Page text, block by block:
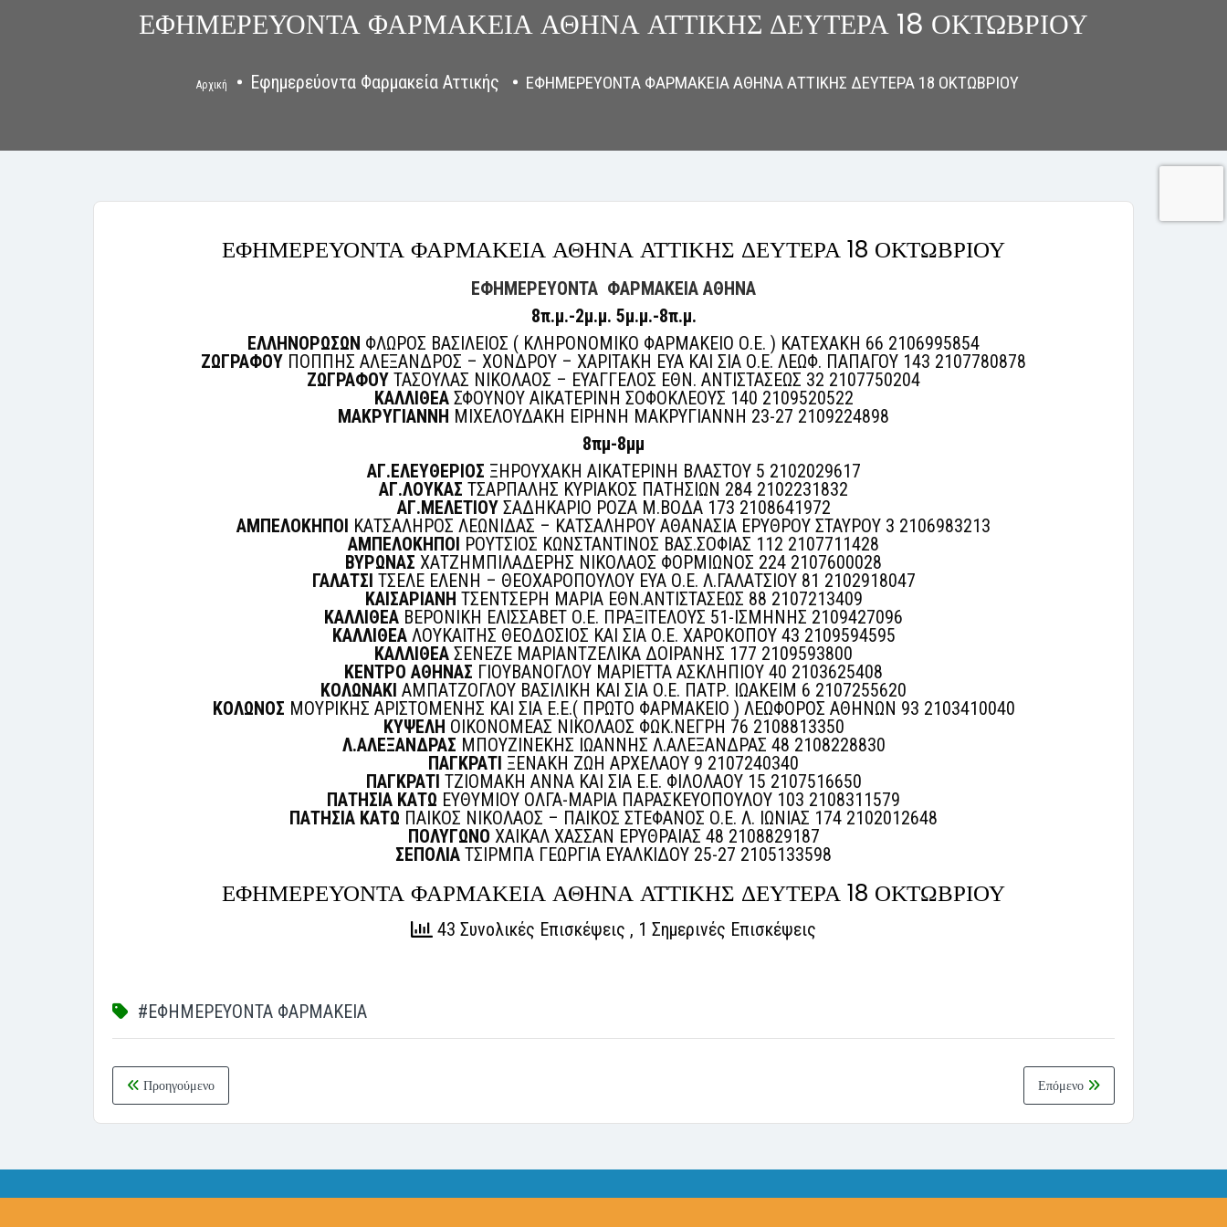
ΕΦΗΜΕΡΕΥΟΝΤΑ ΦΑΡΜΑΚΕΙΑ ΑΘΗΝΑ ΑΤΤΙΚΗΣ ΔΕΥΤΕΡΑ 18 ΟΚΤΩΒΡΙΟΥ
Αρχική Εφημερεύοντα Φαρμακεία Αττικής ΕΦΗΜΕΡΕΥΟΝΤΑ ΦΑΡΜΑΚΕΙΑ ΑΘΗΝΑ ΑΤΤΙΚΗΣ ΔΕΥΤΕΡΑ 18 ΟΚΤΩΒΡΙΟΥ
ΕΦΗΜΕΡΕΥΟΝΤΑ ΦΑΡΜΑΚΕΙΑ ΑΘΗΝΑ ΑΤΤΙΚΗΣ ΔΕΥΤΕΡΑ 18 ΟΚΤΩΒΡΙΟΥ
ΕΦΗΜΕΡΕΥΟΝΤΑ ΦΑΡΜΑΚΕΙΑ ΑΘΗΝΑ
8π.μ.-2μ.μ. 5μ.μ.-8π.μ.
ΕΛΛΗΝΟΡΩΣΩΝ ΦΛΩΡΟΣ ΒΑΣΙΛΕΙΟΣ ( ΚΛΗΡΟΝΟΜΙΚΟ ΦΑΡΜΑΚΕΙΟ Ο.Ε. ) ΚΑΤΕΧΑΚΗ 66 2106995854
ΖΩΓΡΑΦΟΥ ΠΟΠΠΗΣ ΑΛΕΞΑΝΔΡΟΣ – ΧΟΝΔΡΟΥ – ΧΑΡΙΤΑΚΗ ΕΥΑ ΚΑΙ ΣΙΑ Ο.Ε. ΛΕΩΦ. ΠΑΠΑΓΟΥ 143 2107780878
ΖΩΓΡΑΦΟΥ ΤΑΣΟΥΛΑΣ ΝΙΚΟΛΑΟΣ – ΕΥΑΓΓΕΛΟΣ ΕΘΝ. ΑΝΤΙΣΤΑΣΕΩΣ 32 2107750204
ΚΑΛΛΙΘΕΑΣΦΟΥΝΟΥ ΑΙΚΑΤΕΡΙΝΗ ΣΟΦΟΚΛΕΟΥΣ 140 2109520522
ΜΑΚΡΥΓΙΑΝΝΗ ΜΙΧΕΛΟΥΔΑΚΗ ΕΙΡΗΝΗ ΜΑΚΡΥΓΙΑΝΝΗ 23-27 2109224898
8πμ-8μμ
ΑΓ.ΕΛΕΥΘΕΡΙΟΣ ΞΗΡΟΥΧΑΚΗ ΑΙΚΑΤΕΡΙΝΗ ΒΛΑΣΤΟΥ 5 2102029617
ΑΓ.ΛΟΥΚΑΣ ΤΣΑΡΠΑΛΗΣ ΚΥΡΙΑΚΟΣ ΠΑΤΗΣΙΩΝ 284 2102231832
ΑΓ.ΜΕΛΕΤΙΟΥΣΑΔΗΚΑΡΙΟ ΡΟΖΑ Μ.ΒΟΔΑ 173 2108641972
ΑΜΠΕΛΟΚΗΠΟΙ ΚΑΤΣΑΛΗΡΟΣ ΛΕΩΝΙΔΑΣ – ΚΑΤΣΑΛΗΡΟΥ ΑΘΑΝΑΣΙΑ ΕΡΥΘΡΟΥ ΣΤΑΥΡΟΥ 3 2106983213
ΑΜΠΕΛΟΚΗΠΟΙ ΡΟΥΤΣΙΟΣ ΚΩΝΣΤΑΝΤΙΝΟΣ ΒΑΣ.ΣΟΦΙΑΣ 112 2107711428
ΒΥΡΩΝΑΣ ΧΑΤΖΗΜΠΙΛΑΔΕΡΗΣ ΝΙΚΟΛΑΟΣ ΦΟΡΜΙΩΝΟΣ 224 2107600028
ΓΑΛΑΤΣΙ ΤΣΕΛΕ ΕΛΕΝΗ – ΘΕΟΧΑΡΟΠΟΥΛΟΥ ΕΥΑ Ο.Ε. Λ.ΓΑΛΑΤΣΙΟΥ 81 2102918047
ΚΑΙΣΑΡΙΑΝΗ ΤΣΕΝΤΣΕΡΗ ΜΑΡΙΑ ΕΘΝ.ΑΝΤΙΣΤΑΣΕΩΣ 88 2107213409
ΚΑΛΛΙΘΕΑ ΒΕΡΟΝΙΚΗ ΕΛΙΣΣΑΒΕΤ Ο.Ε. ΠΡΑΞΙΤΕΛΟΥΣ 51-ΙΣΜΗΝΗΣ 2109427096
ΚΑΛΛΙΘΕΑΛΟΥΚΑΙΤΗΣ ΘΕΟΔΟΣΙΟΣ ΚΑΙ ΣΙΑ Ο.Ε. ΧΑΡΟΚΟΠΟΥ 43 2109594595
ΚΑΛΛΙΘΕΑ ΣΕΝΕΖΕ ΜΑΡΙΑΝΤΖΕΛΙΚΑ ΔΟΙΡΑΝΗΣ 177 2109593800
ΚΕΝΤΡΟ ΑΘΗΝΑΣ ΓΙΟΥΒΑΝΟΓΛΟΥ ΜΑΡΙΕΤΤΑ ΑΣΚΛΗΠΙΟΥ 40 2103625408
ΚΟΛΩΝΑΚΙ ΑΜΠΑΤΖΟΓΛΟΥ ΒΑΣΙΛΙΚΗ ΚΑΙ ΣΙΑ Ο.Ε. ΠΑΤΡ. ΙΩΑΚΕΙΜ 6 2107255620
ΚΟΛΩΝΟΣ ΜΟΥΡΙΚΗΣ ΑΡΙΣΤΟΜΕΝΗΣ ΚΑΙ ΣΙΑ Ε.Ε.( ΠΡΩΤΟ ΦΑΡΜΑΚΕΙΟ ) ΛΕΩΦΟΡΟΣ ΑΘΗΝΩΝ 93 2103410040
ΚΥΨΕΛΗ ΟΙΚΟΝΟΜΕΑΣ ΝΙΚΟΛΑΟΣ ΦΩΚ.ΝΕΓΡΗ 76 2108813350
Λ.ΑΛΕΞΑΝΔΡΑΣ ΜΠΟΥΖΙΝΕΚΗΣ ΙΩΑΝΝΗΣ Λ.ΑΛΕΞΑΝΔΡΑΣ 48 2108228830
ΠΑΓΚΡΑΤΙ ΞΕΝΑΚΗ ΖΩΗ ΑΡΧΕΛΑΟΥ 9 2107240340
ΠΑΓΚΡΑΤΙ ΤΖΙΟΜΑΚΗ ΑΝΝΑ ΚΑΙ ΣΙΑ Ε.Ε. ΦΙΛΟΛΑΟΥ 15 2107516650
ΠΑΤΗΣΙΑ ΚΑΤΩ ΕΥΘΥΜΙΟΥ ΟΛΓΑ-ΜΑΡΙΑ ΠΑΡΑΣΚΕΥΟΠΟΥΛΟΥ 103 2108311579
ΠΑΤΗΣΙΑ ΚΑΤΩ ΠΑΙΚΟΣ ΝΙΚΟΛΑΟΣ – ΠΑΙΚΟΣ ΣΤΕΦΑΝΟΣ Ο.Ε. Λ. ΙΩΝΙΑΣ 174 2102012648
ΠΟΛΥΓΩΝΟ ΧΑΙΚΑΛ ΧΑΣΣΑΝ ΕΡΥΘΡΑΙΑΣ 48 2108829187
ΣΕΠΟΛΙΑ ΤΣΙΡΜΠΑ ΓΕΩΡΓΙΑ ΕΥΑΛΚΙΔΟΥ 25-27 2105133598
ΕΦΗΜΕΡΕΥΟΝΤΑ ΦΑΡΜΑΚΕΙΑ ΑΘΗΝΑ ΑΤΤΙΚΗΣ ΔΕΥΤΕΡΑ 18 ΟΚΤΩΒΡΙΟΥ
43 Συνολικές Επισκέψεις , 1 Σημερινές Επισκέψεις
#ΕΦΗΜΕΡΕΥΟΝΤΑ ΦΑΡΜΑΚΕΙΑ
Προηγούμενο Επόμενο